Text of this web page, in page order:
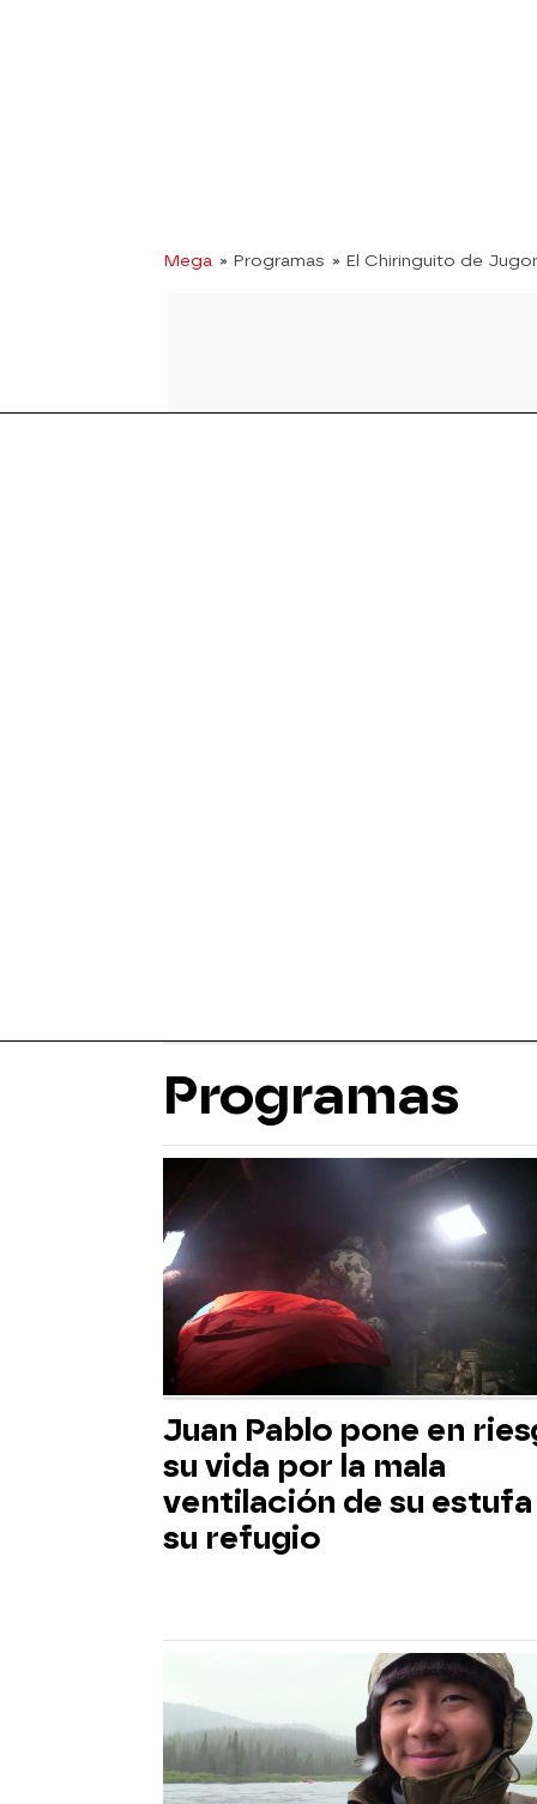
Mega » Programas » El Chiringuito de
Programas
Juan Pablo pone en
su vida por la mala
ventilación de su estufa
su refugio